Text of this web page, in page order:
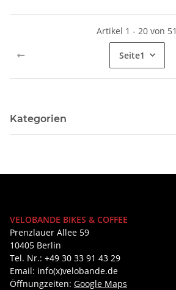
Artikel 1 - 20 von 51
Seite1
Kategorien
VELOBANDE BIKES & COFFEE
Prenzlauer Allee 59
10405 Berlin
Tel. Nr.: +49 30 33 91 43 29
Email: info(x)velobande.de
Öffnungzeiten: Google Maps